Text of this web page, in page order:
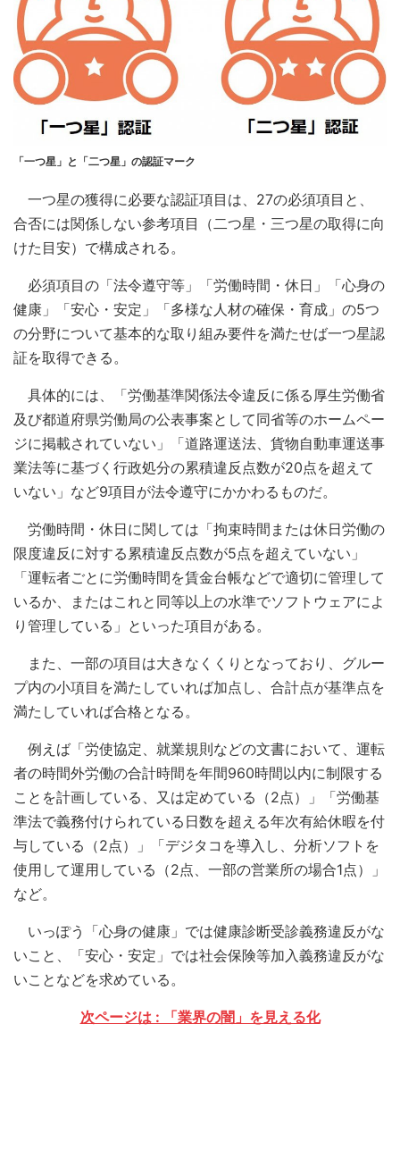
「一つ星」と「二つ星」の認証マーク
一つ星の獲得に必要な認証項目は、27の必須項目と、
合否には関係しない参考項目（二つ星・三つ星の取得に向
けた目安）で構成される。
必須項目の「法令遵守等」「労働時間・休日」「心身の
健康」「安心・安定」「多様な人材の確保・育成」の5つ
の分野について基本的な取り組み要件を満たせば一つ星認
証を取得できる。
具体的には、「労働基準関係法令違反に係る厚生労働省
及び都道府県労働局の公表事案として同省等のホームペー
ジに掲載されていない」「道路運送法、貨物自動車運送事
業法等に基づく行政処分の累積違反点数が20点を超えて
いない」など9項目が法令遵守にかかわるものだ。
労働時間・休日に関しては「拘束時間または休日労働の
限度違反に対する累積違反点数が5点を超えていない」
「運転者ごとに労働時間を賃金台帳などで適切に管理して
いるか、またはこれと同等以上の水準でソフトウェアによ
り管理している」といった項目がある。
また、一部の項目は大きなくくりとなっており、グルー
プ内の小項目を満たしていれば加点し、合計点が基準点を
満たしていれば合格となる。
例えば「労使協定、就業規則などの文書において、運転
者の時間外労働の合計時間を年間960時間以内に制限する
ことを計画している、又は定めている（2点）」「労働基
準法で義務付けられている日数を超える年次有給休暇を付
与している（2点）」「デジタコを導入し、分析ソフトを
使用して運用している（2点、一部の営業所の場合1点）」
など。
いっぽう「心身の健康」では健康診断受診義務違反がな
いこと、「安心・安定」では社会保険等加入義務違反がな
いことなどを求めている。
次ページは : 「業界の闇」を見える化